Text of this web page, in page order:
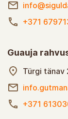
+371
Guauja
Türgi tänav
+371